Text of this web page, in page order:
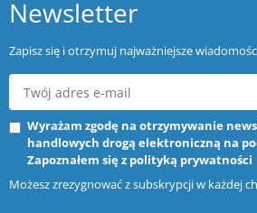
Newsletter
Zapisz się i otrzymuj najważniejsze
Wyrażam zgodę na otrzymywanie
handlowych drogą elektroniczną na
Zapoznałem się z polityką prywatności
Możesz zrezygnować z subskrypcji w każdej